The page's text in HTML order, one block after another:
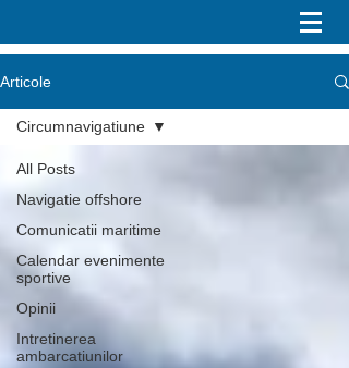
Articole
All Posts
Navigatie offshore
Comunicatii maritime
Calendar evenimente
sportive
Opinii
Intretinerea
ambarcatiunilor
Circumnavigatiune